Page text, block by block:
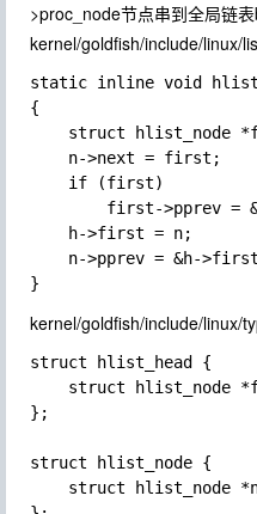
>proc_node节点串到全局链
kernel/goldfish/include/linux/
static inline void
{
struct hlist_node
    n->next = first;
    if (first)
first->pprev =
    h->first = n;
n->pprev = &h-
kernel/goldfish/include/linux/
struct hlist_head {
struct hlist_node
};
struct hlist_node {
struct hlist_node